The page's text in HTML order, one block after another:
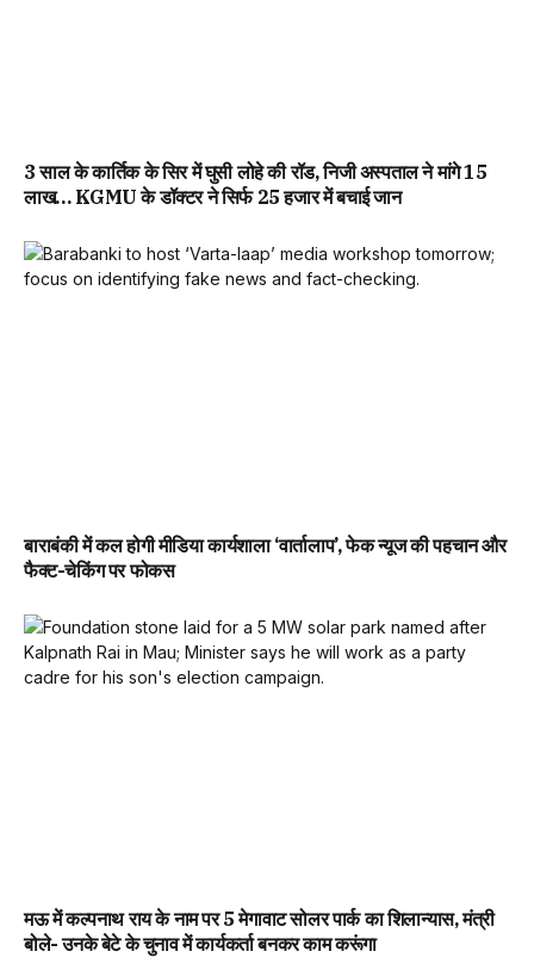
3 साल के कार्तिक के सिर में घुसी लोहे की रॉड, निजी अस्पताल ने मांगे 15
लाख… KGMU के डॉक्टर ने सिर्फ 25 हजार में बचाई जान
बाराबंकी में कल होगी मीडिया कार्यशाला ‘वार्तालाप’, फेक न्यूज की पहचान और
फैक्ट-चेकिंग पर फोकस
मऊ में कल्पनाथ राय के नाम पर 5 मेगावाट सोलर पार्क का शिलान्यास, मंत्री
बोले- उनके बेटे के चुनाव में कार्यकर्ता बनकर काम करूंगा